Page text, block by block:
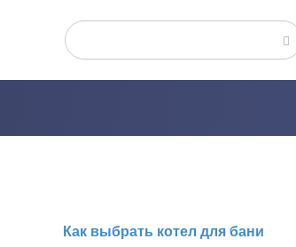
Поиск:
Как выбрать котел для бани